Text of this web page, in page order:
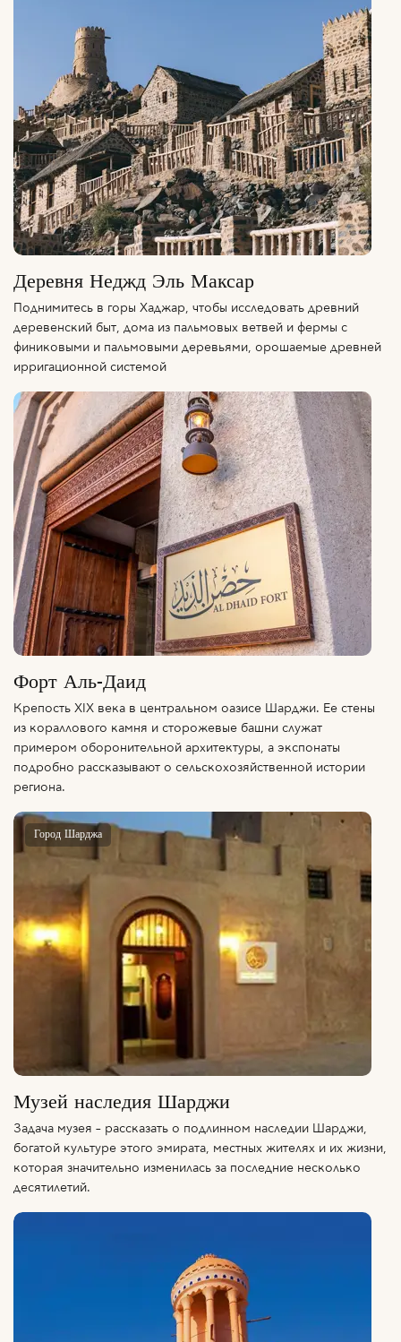
Деревня Неджд Эль Максар
Поднимитесь в горы Хаджар, чтобы исследовать древний
деревенский быт, дома из пальмовых ветвей и фермы с
финиковыми и пальмовыми деревьями, орошаемые древней
ирригационной системой
Форт Аль-Даид
Крепость XIX века в центральном оазисе Шарджи. Ее стены
из кораллового камня и сторожевые башни служат
примером оборонительной архитектуры, а экспонаты
подробно рассказывают о сельскохозяйственной истории
региона.
Город Шарджа
Музей наследия Шарджи
Задача музея – рассказать о подлинном наследии Шарджи,
богатой культуре этого эмирата, местных жителях и их жизни,
которая значительно изменилась за последние несколько
десятилетий.